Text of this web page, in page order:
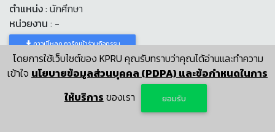
ตำแหน่ง: นักศึกษา
หน่วยงาน : -
ดาวน์โหลด การ์ดเข้าร่วมกิจกรรม
* คลิกปุ่มดาวน์โหลดแล้ว! กรุณารอจนกว่าแสดงหน้าการ์ดครับ
โดยการใช้เว็บไซต์ของ KPRU คุณรับทราบว่าคุณได้อ่านและทำความ
เข้าใจ นโยบายข้อมูลส่วนบุคคล (PDPA) และข้อกำหนดในการ
ให้บริการ ของเรา ยอมรับ